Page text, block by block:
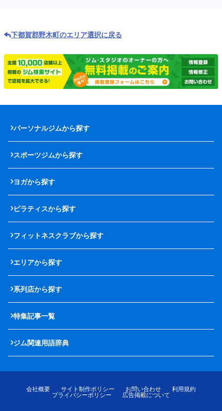
下都賀郡野木町のエリア選択に戻る
パーソナルジムから探す
スポーツジムから探す
ヨガから探す
ピラティスから探す
フィットネスクラブから探す
エリアから探す
系列店から探す
特集記事一覧
ジム関連用語辞典
会社概要 サイト制作ポリシー お問い合わせ
利用規約
プライバシーポリシー
広告掲載について